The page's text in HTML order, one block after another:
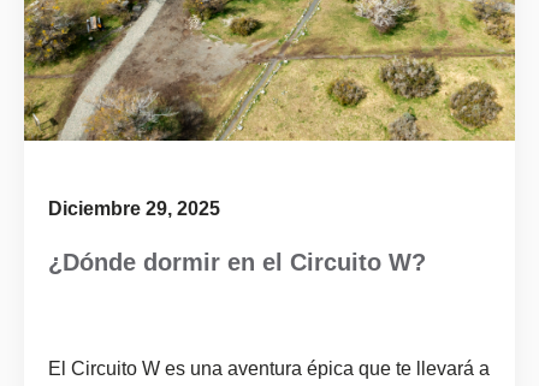
Diciembre 29, 2025
¿Dónde dormir en el Circuito W?
El Circuito W es una aventura épica que te llevará a